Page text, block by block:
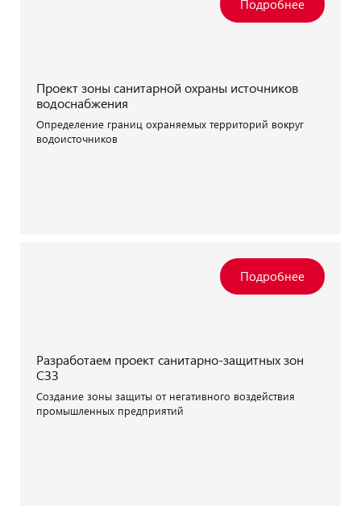
Проект зоны санитарной охраны источников
водоснабжения
Определение границ охраняемых территорий вокруг
водоисточников
Разработаем проект санитарно-защитных зон
СЗЗ
Создание зоны защиты от негативного воздействия
промышленных предприятий